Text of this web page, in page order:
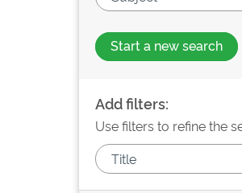
Start a new search
Add filters:
Use filters to refine the